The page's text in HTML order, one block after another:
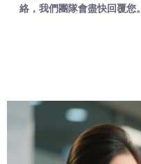
絡，我們團隊會盡快回覆您。